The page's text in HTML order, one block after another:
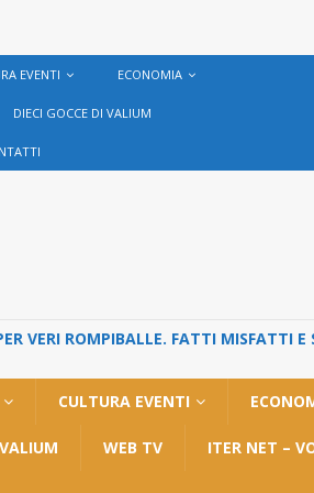
EVENTI ECONOMIA
DIECI GOCCE DI VALIUM
VERI ROMPIBALLE. FATTI MISFATTI
CULTURA EVENTI
WEB TV ITER NET –